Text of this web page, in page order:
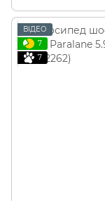
ВІДЕО
7
7